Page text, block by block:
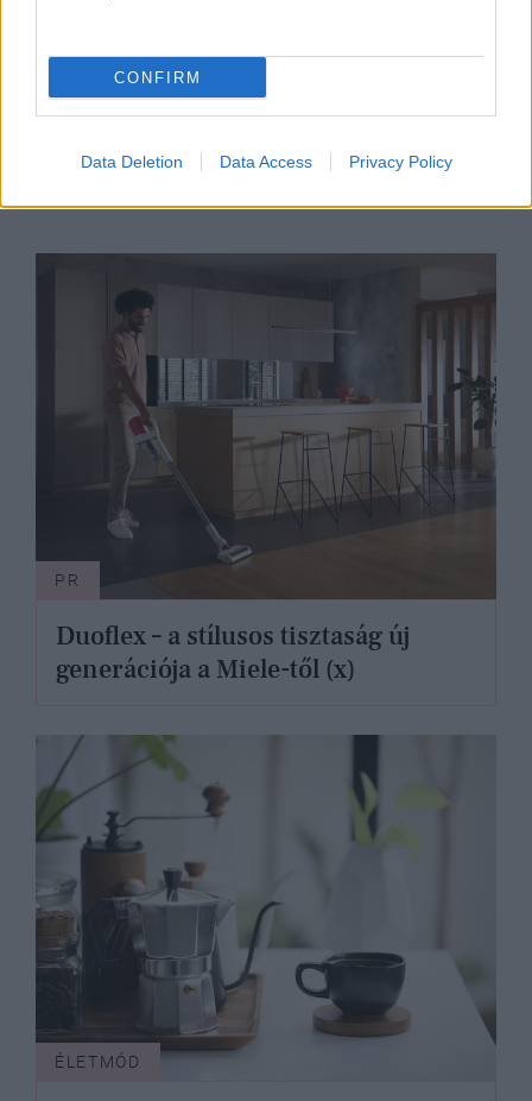
CONFIRM
Data Deletion Data Access Privacy Policy
3 dolog a hálószobádban, amiről
álmodban sem gondolnád,
szerint
PR
Duoflex – a stílusos tisztaság új
generációja a Miele-től (x)
ÉLETMÓD